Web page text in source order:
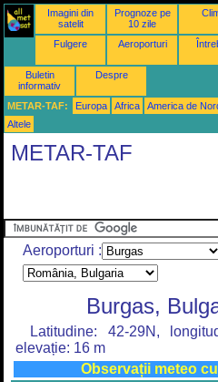
Imagini din
satelit
Prognoze pe
10 zile
Fulgere Aeroporturi
Buletin
informativ
Despre
METAR-TAF: Europa Africa America de
Altele
METAR-TAF
Aeroporturi :
Burgas,
Latitudine: 42-29N,
elevație: 16 m
Observații meteo